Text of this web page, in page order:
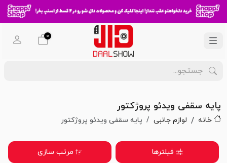
0
پایه سقفی ویدئو پروژکتور
خانه لوازم جانبی پایه سقفی ویدئو پروژکتور
فیلترها مرتب سازی